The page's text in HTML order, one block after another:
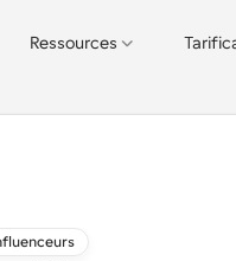
Ressources